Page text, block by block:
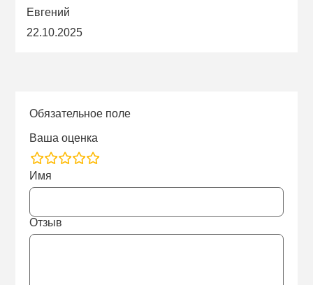
Евгений
22.10.2025
Обязательное поле
Ваша оценка
rating
fields
Имя
Отзыв